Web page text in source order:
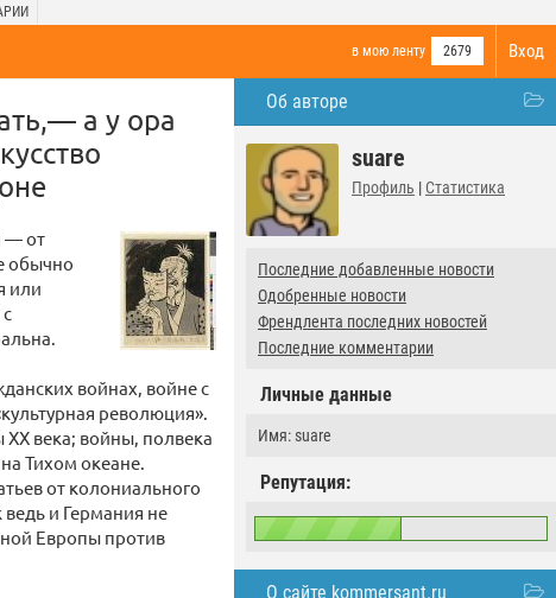
Вход
в мою ленту 2679
Об авторе
suare
Профиль | Статистика
Последние добавленные новости
Одобренные новости
Френдлента последних новостей
Последние комментарии
Личные данные
Имя: suare
Репутация:
О сайте kommersant.ru
а у ора
— от
обычно
или
войнах, войне с
революция».
века; войны, полвека
Тихом океане.
от колониального
ведь и Германия не
Европы против